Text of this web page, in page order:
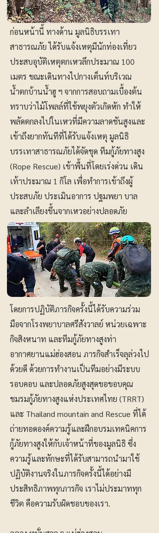
ก่อนหน้านี้ ทางด้าน มูลนิธิบรรเทา
สาธารณภัย ได้รับแจ้งเหตุมีนักท่องเที่ยว
ประสบอุบัติเหตุตกเหวลึกประมาณ 100
เมตร ขณะเดินทางไปกางเต็นท์บริเวณ
น้ำตกบ้านน้ำฮู ฯ จากการสอบถามเบื้องต้น
ทราบว่าไม้โพลล์ที่ใช้พยุงตัวเกิดหัก ทำให้
พลัดตกลงไปในเหวที่มีความลาดชันสูงและ
เข้าถึงยากทันทีที่ได้รับแจ้งเหตุ มูลนิธิ
บรรเทาสาธารณภัยได้จัดชุด ทีมกู้ภัยทางสูง
(Rope Rescue) เข้าพื้นที่โดยเร่งด่วน เดิน
เท้าประมาณ 1 กิโล เพื่อทำการเข้าถึงผู้
ประสบภัย ประเมินอาการ ปฐมพยา บาล
และลำเลียงขึ้นจากเหวอย่างปลอดภัย
โดยการปฏิบัติภารกิจครั้งนี้ได้รับความร่วม
มือจากโรงพยาบาลศรีสังวาลย์ หน่วยเฉพาะ
กิจสิงหนาท และทีมกู้ภัยทางสูงท่า
อากาศยานแม่ฮ่องสอน ภารกิจสำเร็จลุล่วงไป
ด้วยดี ด้วยการทำงานเป็นทีมอย่างมีระบบ
รอบคอบ และปลอดภัยสูงสุดขอขอบคุณ
ชมรมกู้ภัยทางสูงแห่งประเทศไทย (TRRT)
และ Thailand mountain and Rescue ที่ได้
ถ่ายทอดองค์ความรู้และฝึกอบรมเทคนิคการ
กู้ภัยทางสูงให้กับเจ้าหน้าที่ของมูลนิธิ ซึ่ง
ความรู้และทักษะที่ได้รับสามารถนำมาใช้
ปฏิบัติงานจริงในภารกิจครั้งนี้ได้อย่างมี
ประสิทธิภาพทุกภารกิจ เราไม่ประมาททุก
ชีวิต คือความรับผิดชอบของเรา.